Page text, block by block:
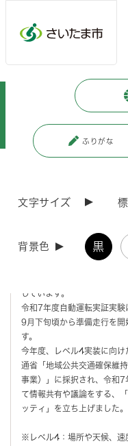
ふりがな
文字サイズ
背景色 黒
市政情報
>
に向けた取組みを開始します！
(令和7年9月16日発
しています。
令和7年度自動運転実証実験
9月下旬頃から準備走行を開
す。
今年度、レベル4実装に向
通省「地域公共交通確保維
事業）」に採択され、令和
て情報共有や議論をする、
ッティ」を立ち上げました。
※レベル4：場所や天候、速